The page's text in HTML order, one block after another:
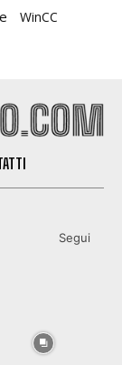
WinCC
Segui